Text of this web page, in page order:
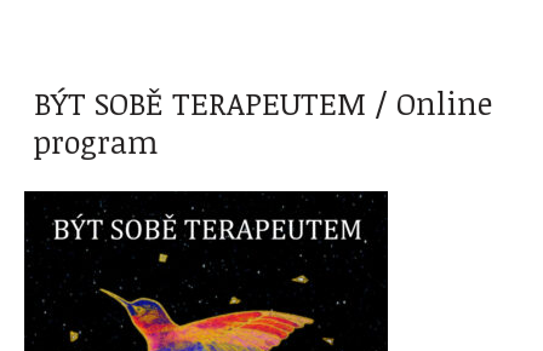
BÝT SOBĚ TERAPEUTEM / Online
program